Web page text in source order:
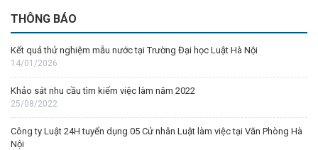
THÔNG BÁO
Kết quả thử nghiệm mẫu nước tại Trường Đại học Luật Hà Nội
14/01/2026
Khảo sát nhu cầu tìm kiếm việc làm năm 2022
25/08/2022
Công ty Luật 24H tuyển dụng 05 Cử nhân Luật làm việc tại Văn Phòng Hà
Nội